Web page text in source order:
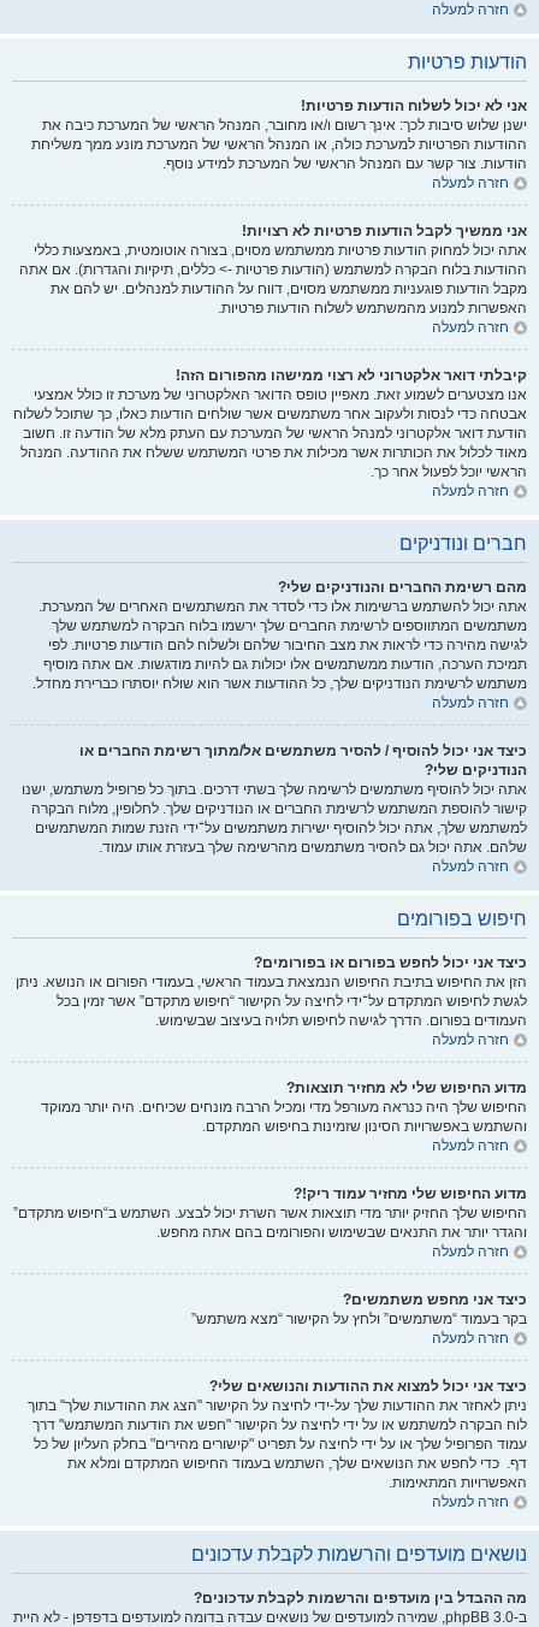
חזרה למעלה
הודעות פרטיות
אני לא יכול לשלוח הודעות פרטיות!
ישנן שלוש סיבות לכך: אינך רשום ו/או מחובר, המנהל הראשי של המערכת כיבה את
ההודעות הפרטיות למערכת כולה, או המנהל הראשי של המערכת מונע ממך משליחת
הודעות. צור קשר עם המנהל הראשי של המערכת למידע נוסף.
חזרה למעלה
אני ממשיך לקבל הודעות פרטיות לא רצויות!
אתה יכול למחוק הודעות פרטיות ממשתמש מסוים, בצורה אוטומטית, באמצעות כללי
ההודעות בלוח הבקרה למשתמש (הודעות פרטיות -> כללים, תיקיות והגדרות). אם אתה
מקבל הודעות פוגעניות ממשתמש מסוים, דווח על ההודעות למנהלים. יש להם את
האפשרות למנוע מהמשתמש לשלוח הודעות פרטיות.
חזרה למעלה
קיבלתי דואר אלקטרוני לא רצוי ממישהו מהפורום הזה!
אנו מצטערים לשמוע זאת. מאפיין טופס הדואר האלקטרוני של מערכת זו כולל אמצעי
אבטחה כדי לנסות ולעקוב אחר משתמשים אשר שולחים הודעות כאלו, כך שתוכל לשלוח
הודעת דואר אלקטרוני למנהל הראשי של המערכת עם העתק מלא של הודעה זו. חשוב
מאוד לכלול את הכותרות אשר מכילות את פרטי המשתמש ששלח את ההודעה. המנהל
הראשי יוכל לפעול אחר כך.
חזרה למעלה
חברים ונודניקים
מהם רשימת החברים והנודניקים שלי?
אתה יכול להשתמש ברשימות אלו כדי לסדר את המשתמשים האחרים של המערכת.
משתמשים המתווספים לרשימת החברים שלך ירשמו בלוח הבקרה למשתמש שלך
לגישה מהירה כדי לראות את מצב החיבור שלהם ולשלוח להם הודעות פרטיות. לפי
תמיכת הערכה, הודעות ממשתמשים אלו יכולות גם להיות מודגשות. אם אתה מוסיף
משתמש לרשימת הנודניקים שלך, כל ההודעות אשר הוא שולח יוסתרו כברירת מחדל.
חזרה למעלה
כיצד אני יכול להוסיף / להסיר משתמשים אל/מתוך רשימת החברים או
הנודניקים שלי?
אתה יכול להוסיף משתמשים לרשימה שלך בשתי דרכים. בתוך כל פרופיל משתמש, ישנו
קישור להוספת המשתמש לרשימת החברים או הנודניקים שלך. לחלופין, מלוח הבקרה
למשתמש שלך, אתה יכול להוסיף ישירות משתמשים על־ידי הזנת שמות המשתמשים
שלהם. אתה יכול גם להסיר משתמשים מהרשימה שלך בעזרת אותו עמוד.
חזרה למעלה
חיפוש בפורומים
כיצד אני יכול לחפש בפורום או בפורומים?
הזן את החיפוש בתיבת החיפוש הנמצאת בעמוד הראשי, בעמודי הפורום או הנושא. ניתן
לגשת לחיפוש המתקדם על־ידי לחיצה על הקישור “חיפוש מתקדם” אשר זמין בכל
העמודים בפורום. הדרך לגישה לחיפוש תלויה בעיצוב שבשימוש.
חזרה למעלה
מדוע החיפוש שלי לא מחזיר תוצאות?
החיפוש שלך היה כנראה מעורפל מדי ומכיל הרבה מונחים שכיחים. היה יותר ממוקד
והשתמש באפשרויות הסינון שזמינות בחיפוש המתקדם.
חזרה למעלה
מדוע החיפוש שלי מחזיר עמוד ריק!?
החיפוש שלך החזיק יותר מדי תוצאות אשר השרת יכול לבצע. השתמש ב“חיפוש מתקדם”
והגדר יותר את התנאים שבשימוש והפורומים בהם אתה מחפש.
חזרה למעלה
כיצד אני מחפש משתמשים?
בקר בעמוד “משתמשים” ולחץ על הקישור “מצא משתמש”
חזרה למעלה
כיצד אני יכול למצוא את ההודעות והנושאים שלי?
ניתן לאחזר את ההודעות שלך על-ידי לחיצה על הקישור "הצג את ההודעות שלך" בתוך
לוח הבקרה למשתמש או על ידי לחיצה על הקישור "חפש את הודעות המשתמש" דרך
עמוד הפרופיל שלך או על ידי לחיצה על תפריט "קישורים מהירים" בחלק העליון של כל
דף. כדי לחפש את הנושאים שלך, השתמש בעמוד החיפוש המתקדם ומלא את
האפשרויות המתאימות.
חזרה למעלה
נושאים מועדפים והרשמות לקבלת עדכונים
מה ההבדל בין מועדפים והרשמות לקבלת עדכונים?
ב-phpBB 3.0, שמירה למועדפים של נושאים עבדה בדומה למועדפים בדפדפן - לא היית